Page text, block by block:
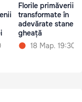
Florile primăverii,
transformate în
adevărate stane
gheață
18 Мар. 19:30